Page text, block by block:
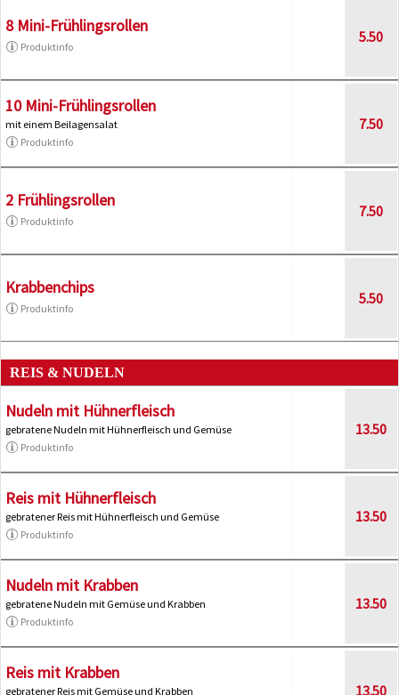
8 Mini-Frühlingsrollen
Produktinfo
5.50
10 Mini-Frühlingsrollen
mit einem Beilagensalat
Produktinfo
7.50
2 Frühlingsrollen
Produktinfo
7.50
Krabbenchips
Produktinfo
5.50
REIS & NUDELN
Nudeln mit Hühnerfleisch
gebratene Nudeln mit Hühnerfleisch und Gemüse
Produktinfo
13.50
Reis mit Hühnerfleisch
gebratener Reis mit Hühnerfleisch und Gemüse
Produktinfo
13.50
Nudeln mit Krabben
gebratene Nudeln mit Gemüse und Krabben
Produktinfo
13.50
Reis mit Krabben
gebratener Reis mit Gemüse und Krabben
13.50